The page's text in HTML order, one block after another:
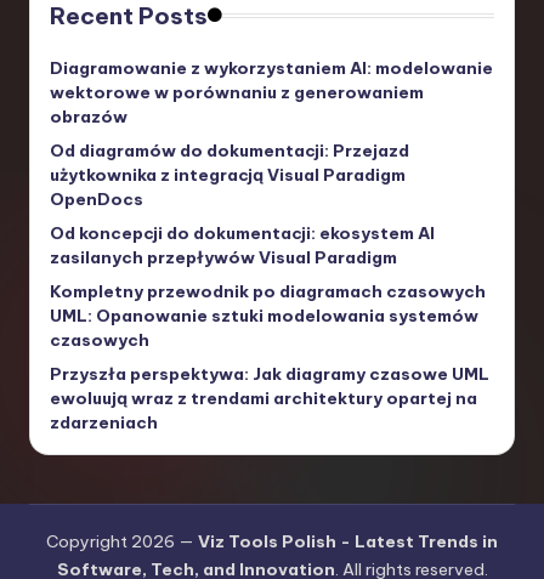
Recent Posts
Diagramowanie z wykorzystaniem AI: modelowanie
wektorowe w porównaniu z generowaniem
obrazów
Od diagramów do dokumentacji: Przejazd
użytkownika z integracją Visual Paradigm
OpenDocs
Od koncepcji do dokumentacji: ekosystem AI
zasilanych przepływów Visual Paradigm
Kompletny przewodnik po diagramach czasowych
UML: Opanowanie sztuki modelowania systemów
czasowych
Przyszła perspektywa: Jak diagramy czasowe UML
ewoluują wraz z trendami architektury opartej na
zdarzeniach
Copyright 2026 — Viz Tools Polish - Latest Trends in
Software, Tech, and Innovation. All rights reserved.